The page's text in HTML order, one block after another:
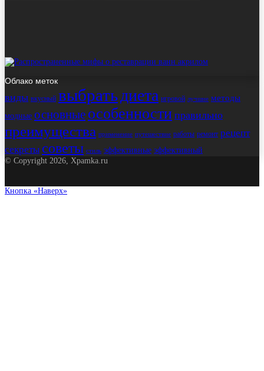
Облако меток
виды вкусный выбратьдиета игровой лучшие методы
модные основные особенности правильно
преимущества применение путешествие работы ремонт рецепт
секреты советы стиль эффективные эффективный
© Copyright 2026, Xpamka.ru
Кнопка «Наверх»